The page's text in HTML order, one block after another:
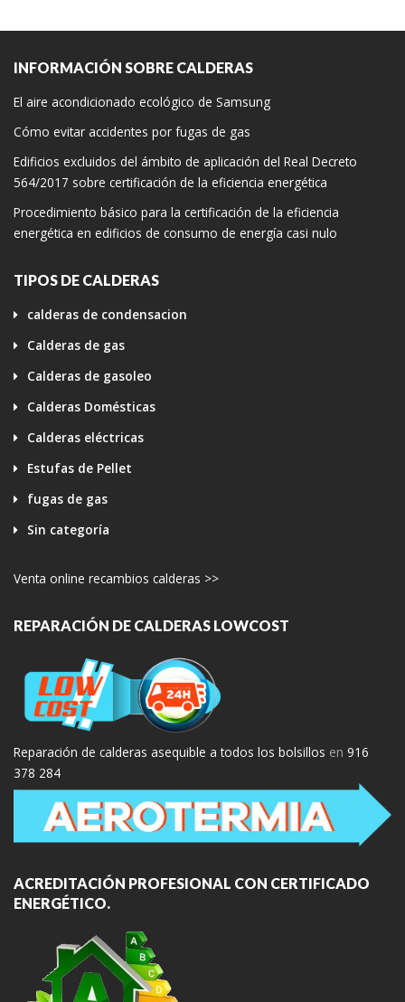
INFORMACIÓN SOBRE CALDERAS
El aire acondicionado ecológico de Samsung
Cómo evitar accidentes por fugas de gas
Edificios excluidos del ámbito de aplicación del Real Decreto
564/2017 sobre certificación de la eficiencia energética
Procedimiento básico para la certificación de la eficiencia
energética en edificios de consumo de energía casi nulo
TIPOS DE CALDERAS
calderas de condensacion
Calderas de gas
Calderas de gasoleo
Calderas Domésticas
Calderas eléctricas
Estufas de Pellet
fugas de gas
Sin categoría
Venta online recambios calderas >>
REPARACIÓN DE CALDERAS LOWCOST
Reparación de calderas asequible a todos los bolsillos en 916
378 284
ACREDITACIÓN PROFESIONAL CON CERTIFICADO
ENERGÉTICO.